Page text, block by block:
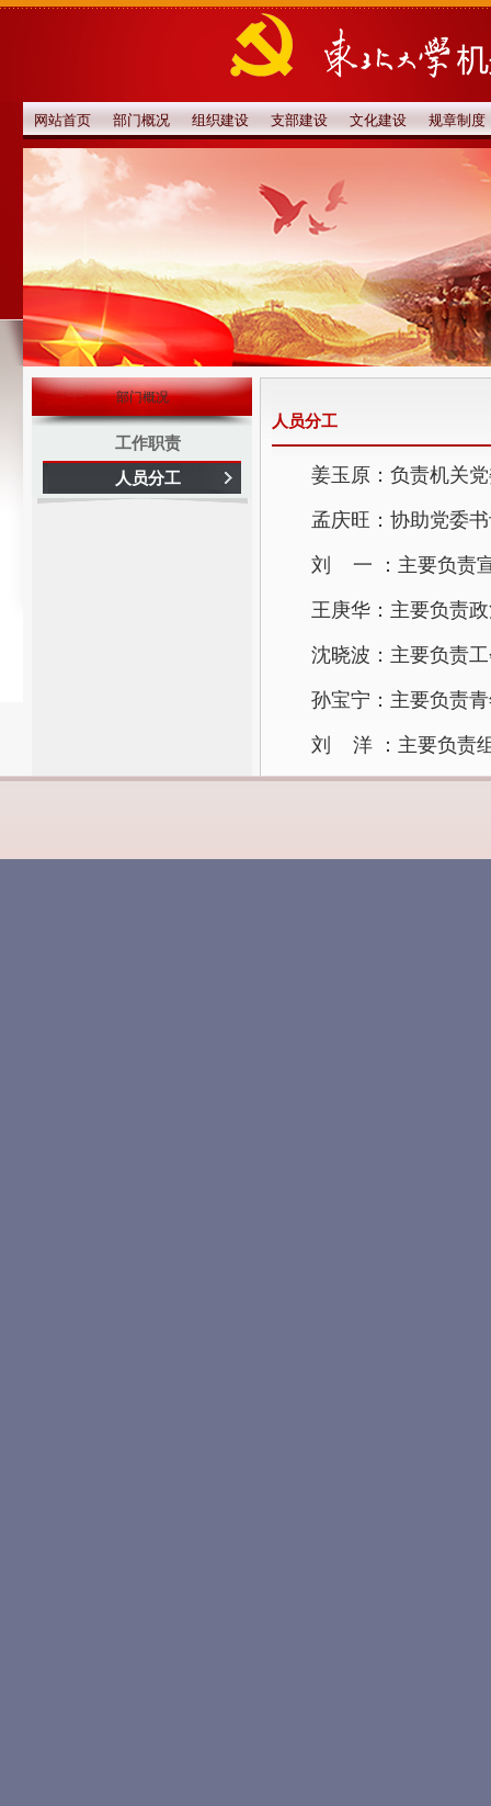
网站首页 部门概况 组织建设 支部建设 文化建设 规章制度
部门概况
工作职责
人员分工
人员分工
姜玉原：负责机关
孟庆旺：协助党委
刘 一 ：主要负责
王庚华：主要负责
沈晓波：主要负责
孙宝宁：主要负责
刘 洋 ：主要负责